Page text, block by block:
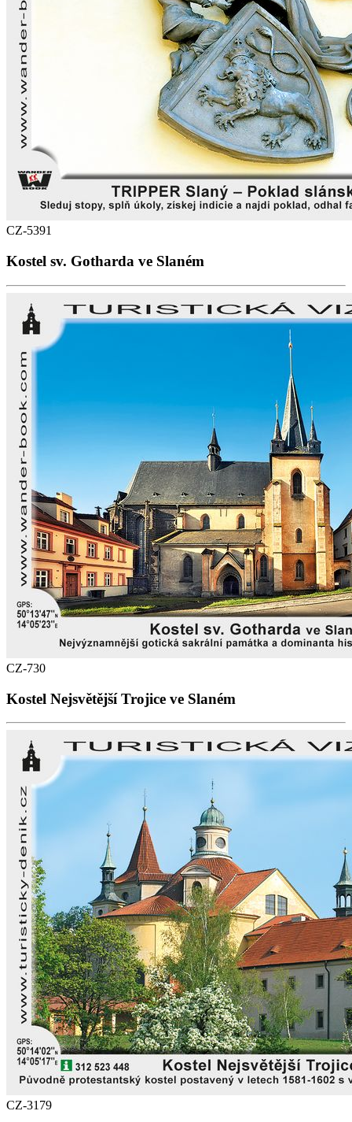
CZ-5391
Kostel sv. Gotharda ve Slaném
CZ-730
Kostel Nejsvětější Trojice ve Slaném
CZ-3179